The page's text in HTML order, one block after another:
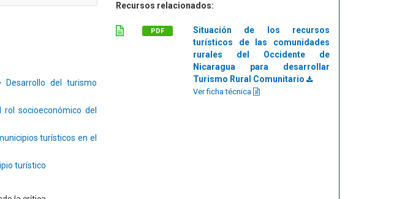
Desarrollo del turismo
rol socioeconómico del
turísticos en el
turístico
Recursos relacionados:
PDF
Situación de los recursos
turísticos de las comunidades
rurales del Occidente de
Nicaragua para desarrollar
Turismo Rural Comunitario
Ver ficha técnica